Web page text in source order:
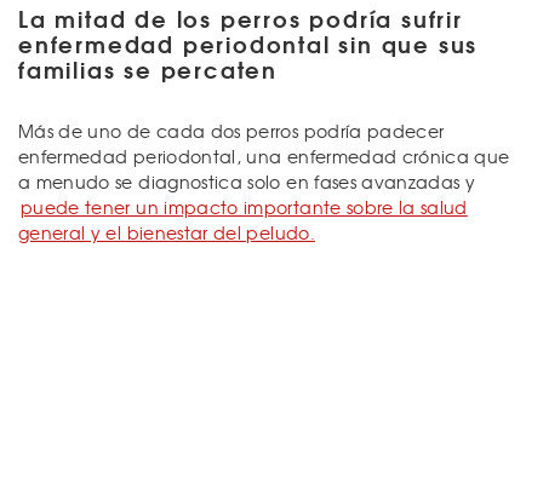
La mitad de los perros podría sufrir
enfermedad periodontal sin que sus
familias se percaten
Más de uno de cada dos perros podría padecer
enfermedad periodontal, una enfermedad crónica que
a menudo se diagnostica solo en fases avanzadas y
puede tener un impacto importante sobre la salud
general y el bienestar del peludo.